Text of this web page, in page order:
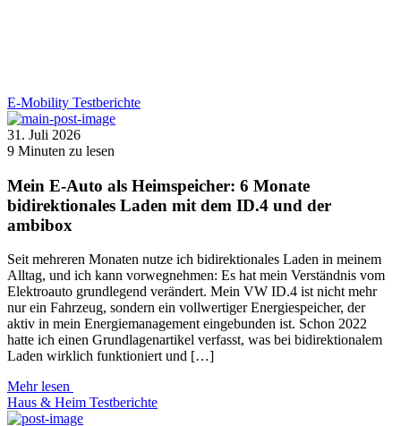
E-Mobility Testberichte
31. Juli 2026
9 Minuten zu lesen
Mein E-Auto als Heimspeicher: 6 Monate
bidirektionales Laden mit dem ID.4 und der
ambibox
Seit mehreren Monaten nutze ich bidirektionales Laden in meinem
Alltag, und ich kann vorwegnehmen: Es hat mein Verständnis vom
Elektroauto grundlegend verändert. Mein VW ID.4 ist nicht mehr
nur ein Fahrzeug, sondern ein vollwertiger Energiespeicher, der
aktiv in mein Energiemanagement eingebunden ist. Schon 2022
hatte ich einen Grundlagenartikel verfasst, was bei bidirektionalem
Laden wirklich funktioniert und […]
Mehr lesen
Haus & Heim Testberichte